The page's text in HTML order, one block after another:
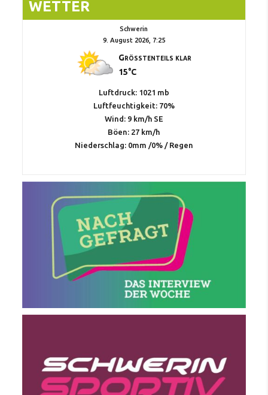
WETTER
Schwerin
9. August 2026, 7:25
Größtenteils klar
15°C
Luftdruck: 1021 mb
Luftfeuchtigkeit: 70%
Wind: 9 km/h SE
Böen: 27 km/h
Niederschlag: 0mm /0%/ Regen